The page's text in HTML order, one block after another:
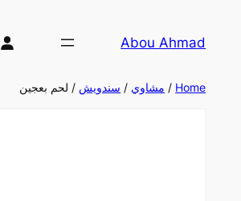
Abou Ahmad
Home
/ مشاوي / سندويش / لحم بعجين